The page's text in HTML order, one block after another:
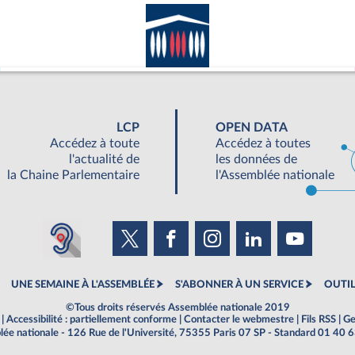
LCP
Accédez à toute
l'actualité de
la Chaine Parlementaire
OPEN DATA
Accédez à toutes
les données de
l'Assemblée nationale
UNE SEMAINE À L'ASSEMBLÉE S'ABONNER À UN SERVICE
©Tous droits réservés Assemblée nationale 2019
Accessibilité : partiellement conforme Contacter le webmestre Fils RSS
nationale - 126 Rue de l'Université, 75355 Paris 07 SP - Standard 01 40